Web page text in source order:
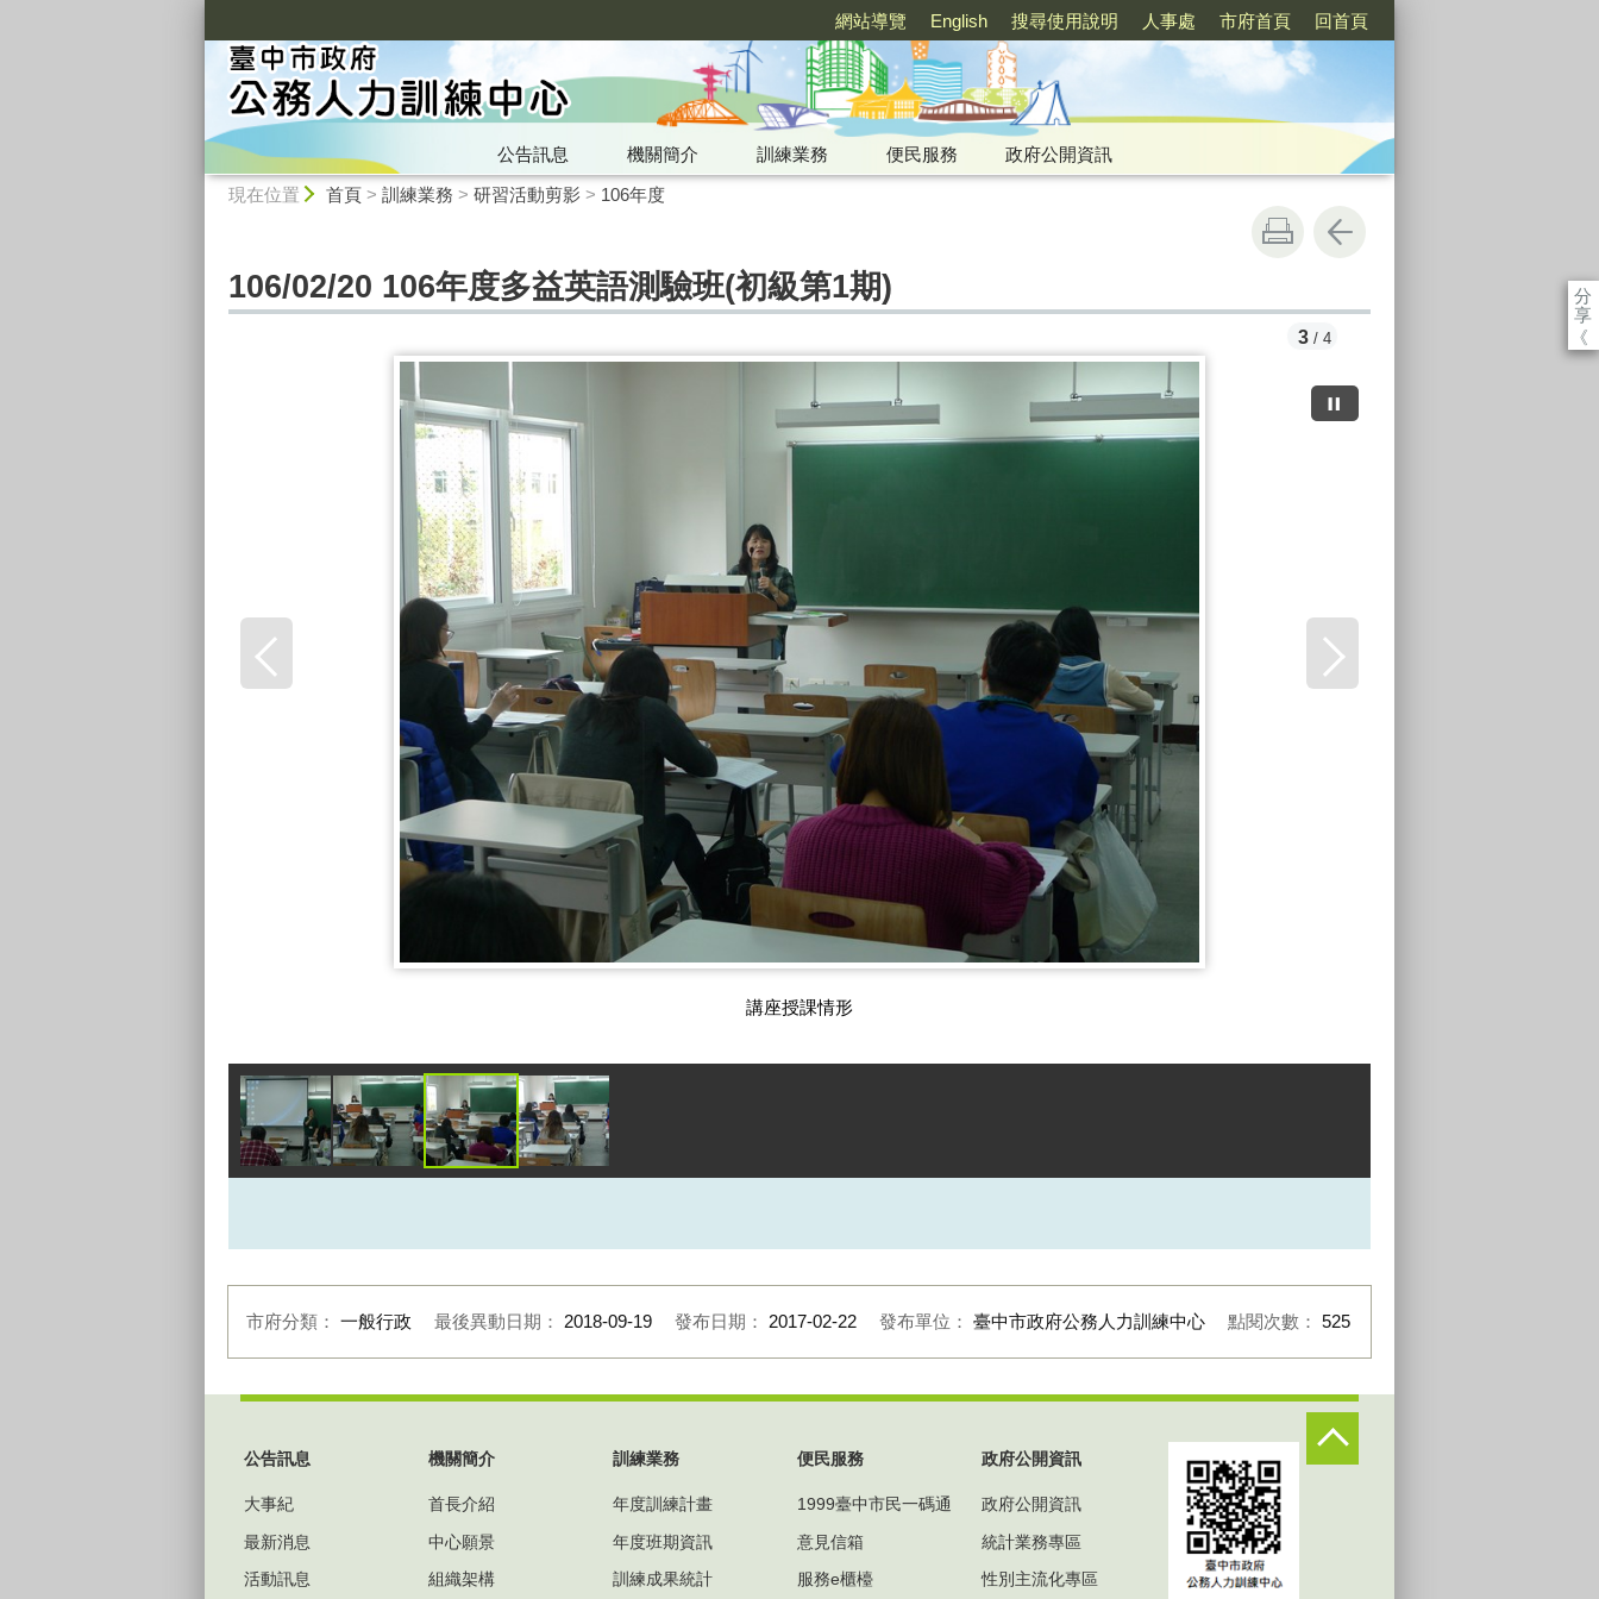
網站導覽 English 搜尋使用說明 人事處 市府首頁 回首頁
公告訊息 機關簡介 訓練業務 便民服務
政府公開資訊
現在位置 首頁> 訓練業務 > 研習活動剪影> 106年度
分
享
《
106/02/20 106年度多益英語測驗班(初級第1期)
講座授課情形
3 / 4
市府分類： 一般行政 最後異動日期： 2018-09-19 發布日期： 2017-02-22 發布單位： 臺中市政府公務人力訓練中心 點閱次數： 525
公告訊息
大事紀
最新消息
活動訊息
機關簡介
首長介紹
中心願景
組織架構
訓練業務
年度訓練計畫
年度班期資訊
訓練成果統計
便民服務
1999臺中市民一碼通
意見信箱
服務e櫃檯
政府公開資訊
政府公開資訊
統計業務專區
性別主流化專區